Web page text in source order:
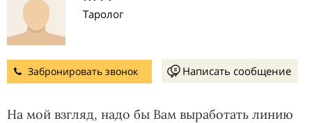
Таролог
Забронировать звонок Написать сообщение
На мой взгляд, надо бы Вам выработать линию